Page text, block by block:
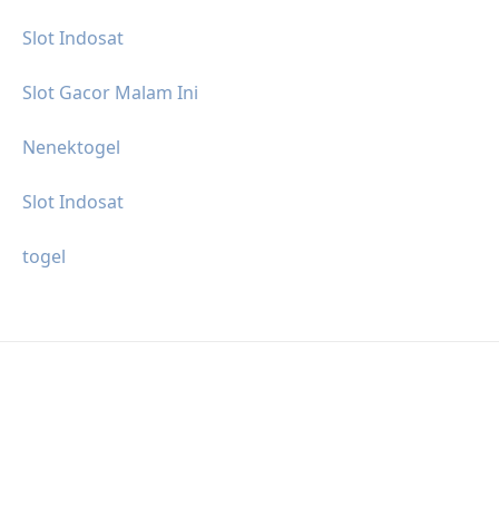
Slot Indosat
Slot Gacor Malam Ini
Nenektogel
Slot Indosat
togel